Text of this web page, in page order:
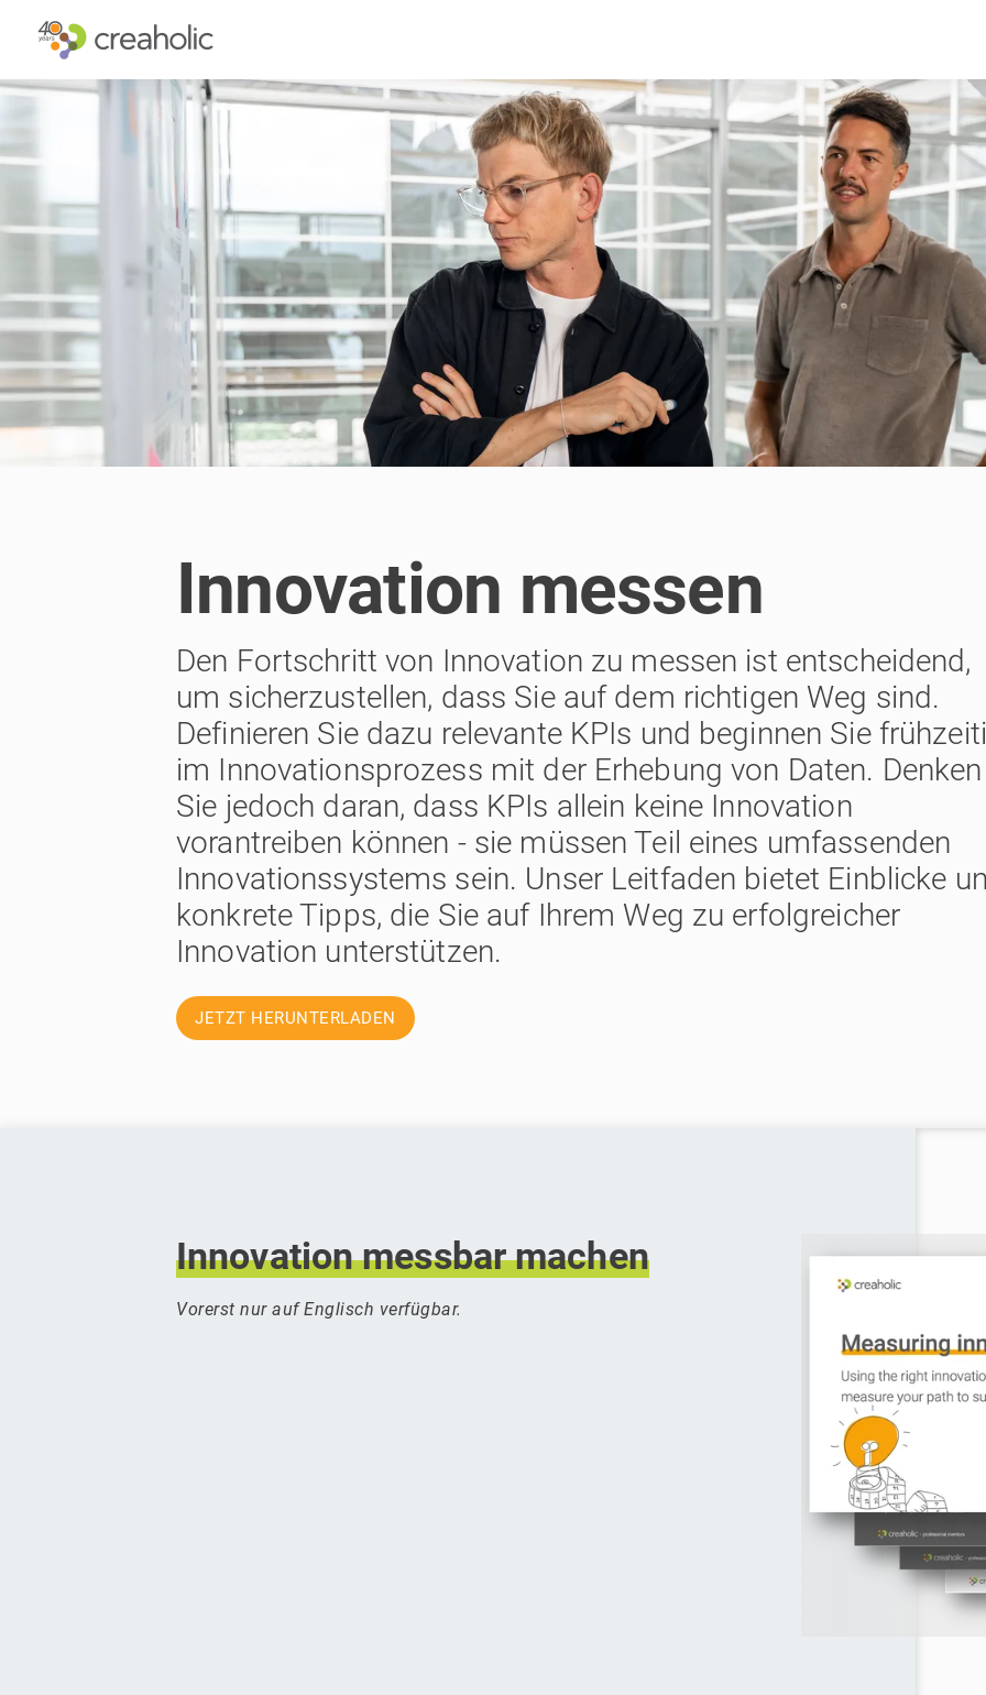
RELEVANCE
FUTURE PROOFING
INNOVATIONSSTRATEGIE
FUTURE THINKING
CUSTOMER EXPERIENCE
KULTUR
PRODUKTENTWICKLUNG
SERVICE DESIGN
NEUE TECHNOLOGIEN
INNOVATIONSTRAINING
KULTUR CHECKPOINT
FEEDBACK
UNSERE RÄUME
Innovation messen
Den Fortschritt von Innovation zu messen ist entscheidend,
um sicherzustellen, dass Sie auf dem richtigen Weg sind.
Definieren Sie dazu relevante KPIs und beginnen Sie
im Innovationsprozess mit der Erhebung von Daten. Denken
Sie jedoch daran, dass KPIs allein keine Innovation
vorantreiben können - sie müssen Teil eines umfassenden
Innovationssystems sein. Unser Leitfaden bietet Einblicke
konkrete Tipps, die Sie auf Ihrem Weg zu erfolgreicher
Innovation unterstützen.
JETZT HERUNTERLADEN
Innovation messbar machen
Vorerst nur auf Englisch verfügbar.